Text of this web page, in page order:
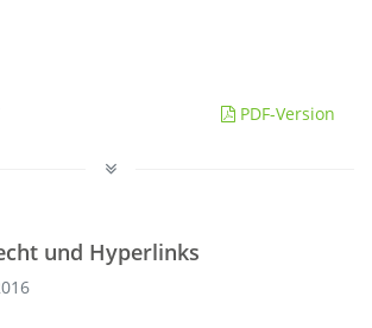
PDF-Version
und Hyperlinks